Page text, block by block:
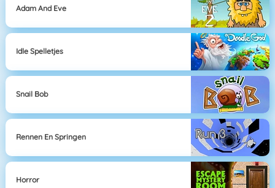
Adam And Eve
Idle Spelletjes
Snail Bob
Rennen En Springen
Horror